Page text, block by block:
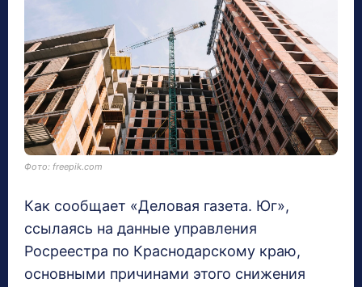
Фото: freepik.com
Как сообщает «Деловая газета. Юг»,
ссылаясь на данные управления
Росреестра по Краснодарскому краю,
основными причинами этого снижения